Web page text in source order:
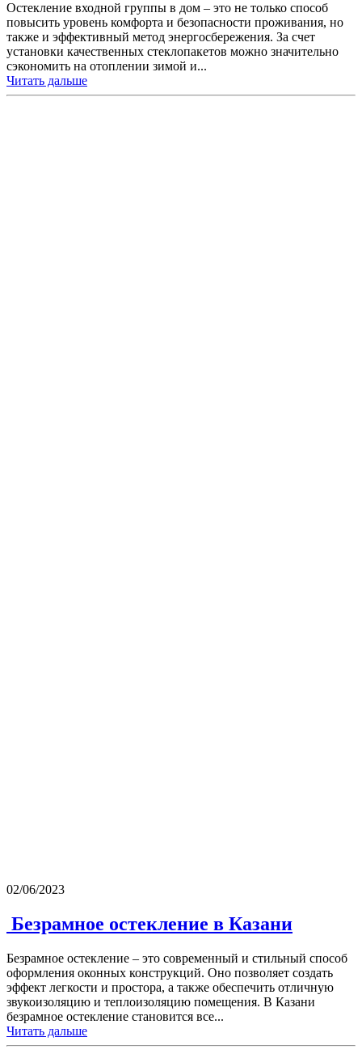
Остекление входной группы в дом – это не только способ
повысить уровень комфорта и безопасности проживания, но
также и эффективный метод энергосбережения. За счет
установки качественных стеклопакетов можно значительно
сэкономить на отоплении зимой и...
Читать дальше
02/06/2023
​ Безрамное остекление в Казани
Безрамное остекление – это современный и стильный способ
оформления оконных конструкций. Оно позволяет создать
эффект легкости и простора, а также обеспечить отличную
звукоизоляцию и теплоизоляцию помещения. В Казани
безрамное остекление становится все...
Читать дальше